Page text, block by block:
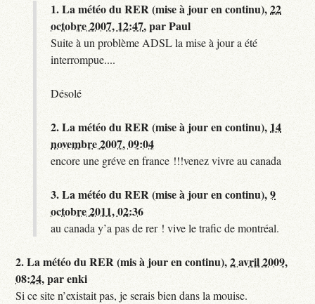
1.La météo du RER (mise à jour en continu),22
octobre 2007, 12:47,parPaul
Suite à un problème ADSL la mise à jour a été
interrompue....
Désolé
2.La météo du RER (mise à jour en continu), 14
novembre 2007, 09:04
encore une gréve en france !!!venez vivre au canada
3.La météo du RER (mise à jour en continu),9
octobre 2011, 02:36
au canada y’a pas de rer ! vive le trafic de montréal.
2.La météo du RER (mis à jour en continu),2 avril 2009,
08:24,parenki
Si ce site n’existait pas, je serais bien dans la mouise.